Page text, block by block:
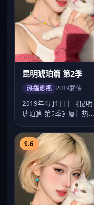
昆明琥珀篇 第2季
热播影视 2019武侠
2019年4月1日｜《昆明
琥珀篇 第2季》厦门热播
武侠手法…
9.6